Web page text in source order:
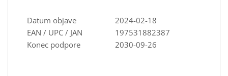
Datum objave
2024-02-18
EAN / UPC / JAN
197531882387
Konec podpore
2030-09-26